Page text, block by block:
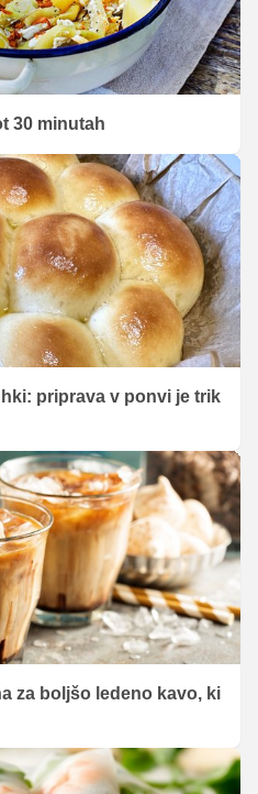
30 minutah
priprava v ponvi je trik
za boljšo ledeno kavo, ki